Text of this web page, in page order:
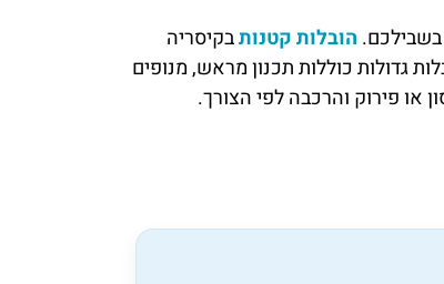
הובלות קטנותבקיסריה
גדולות כוללות תכנון מראש, מנופים
או פירוק והרכבה לפי הצורך.